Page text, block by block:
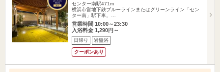
センター南駅471m
横浜市営地下鉄ブルーラインまたはグリーンライン「セン
ター南」駅下車。…
営業時間 10:00～23:30
入浴料金 1,290円～
日帰り 岩盤浴
クーポンあり